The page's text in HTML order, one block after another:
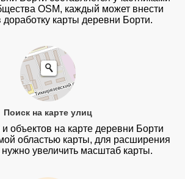
OSM, каждый может внести
доработку карты деревни Борти.
Поиск на карте улиц
объектов на карте деревни Борти
областью карты, для расширения
увеличить масштаб карты.